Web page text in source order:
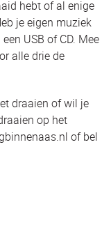
hebt of al enige
je eigen muziek
USB of CD. Mee
alle drie de
draaien of wil je
op het
of bel